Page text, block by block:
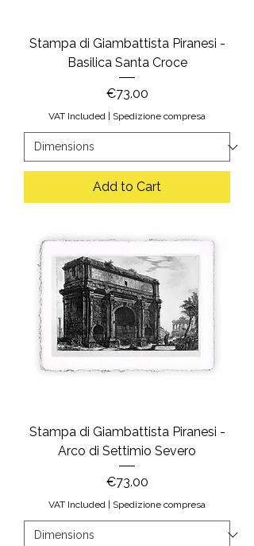
Stampa di Giambattista Piranesi -
Basilica Santa Croce
Price
€73.00
VAT Included Spedizione compresa
Add to Cart
Stampa di Giambattista Piranesi -
Arco di Settimio Severo
Price
€73.00
VAT Included | Spedizione compresa